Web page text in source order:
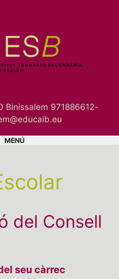
Binissalem 971886612-
MENÚ
del Consell
seu càrrec